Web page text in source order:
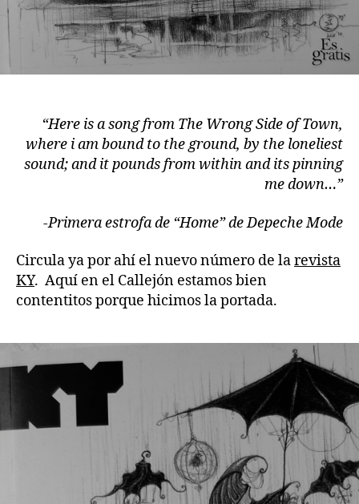
“Here is a song from The Wrong Side of Town,
where i am bound to the ground, by the loneliest
sound; and it pounds from within and its pinning
me down…”
-Primera estrofa de “Home” de Depeche Mode
Circula ya por ahí el nuevo número de larevista
KY. Aquí en el Callejón estamos bien
contentitos porque hicimos la portada.